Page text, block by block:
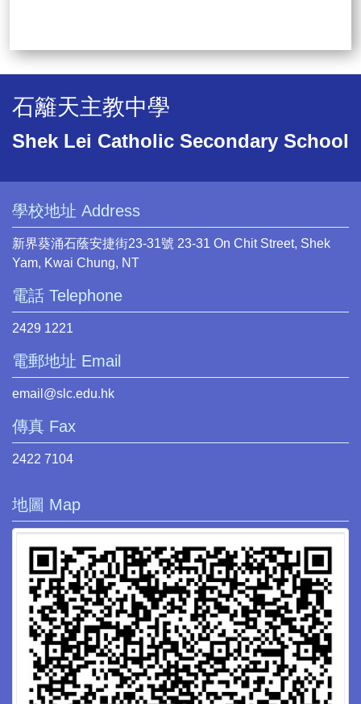
石籬天主教中學
Shek Lei Catholic Secondary School
學校地址 Address
新界葵涌石蔭安捷街23-31號 23-31 On Chit Street, Shek
Yam, Kwai Chung, NT
電話 Telephone
2429 1221
電郵地址 Email
email@slc.edu.hk
傳真 Fax
2422 7104
地圖 Map